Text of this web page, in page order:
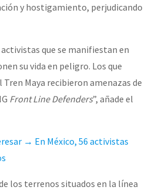
y hostigamiento, perjudicando
que se manifiestan en
su vida en peligro. Los que
Maya recibieron amenazas de
Front Line Defenders”, añade el
→ En México, 56 activistas
los terrenos situados en la línea